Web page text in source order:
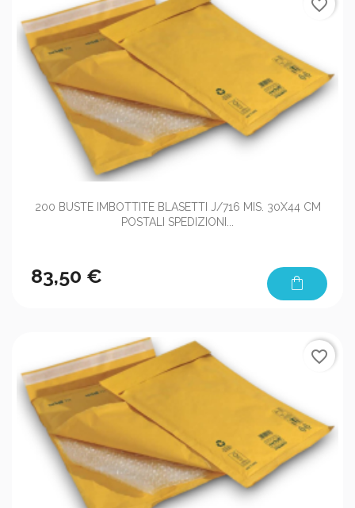
200 BUSTE IMBOTTITE BLASETTI J/716 MIS. 30X44 CM
POSTALI SPEDIZIONI...
83,50 € shopping_bag
favorite_border
favorite_border